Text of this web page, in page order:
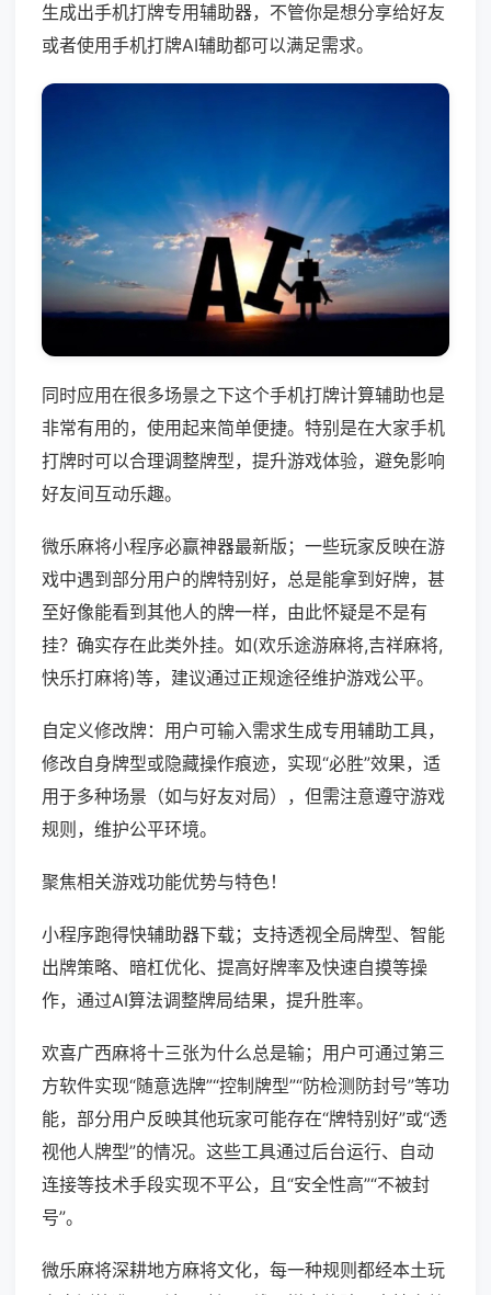
生成出手机打牌专用辅助器，不管你是想分享给好友
或者使用手机打牌AI辅助都可以满足需求。
同时应用在很多场景之下这个手机打牌计算辅助也是
非常有用的，使用起来简单便捷。特别是在大家手机
打牌时可以合理调整牌型，提升游戏体验，避免影响
好友间互动乐趣。
微乐麻将小程序必赢神器最新版；一些玩家反映在游
戏中遇到部分用户的牌特别好，总是能拿到好牌，甚
至好像能看到其他人的牌一样，由此怀疑是不是有
挂？确实存在此类外挂。如(欢乐途游麻将,吉祥麻将,
快乐打麻将)等，建议通过正规途径维护游戏公平。
自定义修改牌：用户可输入需求生成专用辅助工具，
修改自身牌型或隐藏操作痕迹，实现“必胜”效果，适
用于多种场景（如与好友对局），但需注意遵守游戏
规则，维护公平环境。
聚焦相关游戏功能优势与特色！
小程序跑得快辅助器下载；支持透视全局牌型、智能
出牌策略、暗杠优化、提高好牌率及快速自摸等操
作，通过AI算法调整牌局结果，提升胜率。
欢喜广西麻将十三张为什么总是输；用户可通过第三
方软件实现“随意选牌”“控制牌型”“防检测防封号”等功
能，部分用户反映其他玩家可能存在“牌特别好”或“透
视他人牌型”的情况。这些工具通过后台运行、自动
连接等技术手段实现不平公，且“安全性高”“不被封
号”。
微乐麻将深耕地方麻将文化，每一种规则都经本土玩